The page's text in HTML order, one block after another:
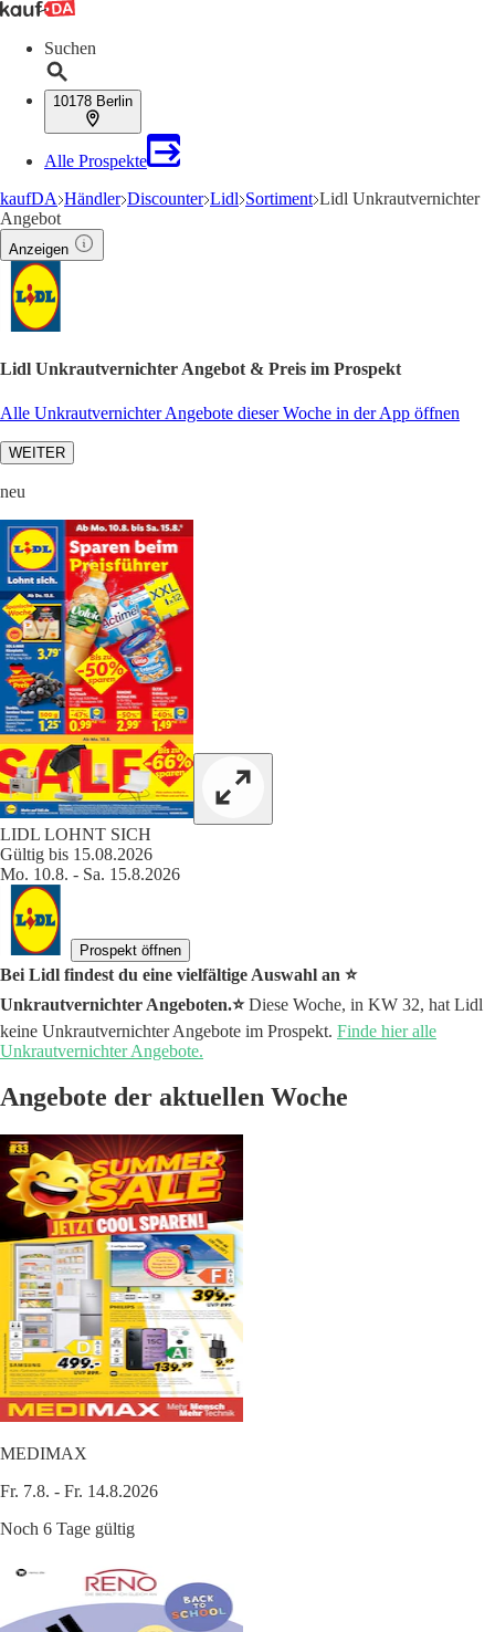
Suchen
10178 Berlin
Alle Prospekte
kaufDA Händler Discounter Lidl Sortiment Lidl Unkrautvernichter
Angebot
Anzeigen
Lidl Unkrautvernichter Angebot & Preis im Prospekt
Alle Unkrautvernichter Angebote dieser Woche in der App öffnen
WEITER
neu
LIDL LOHNT SICH
Gültig bis 15.08.2026
Mo. 10.8. - Sa. 15.8.2026
Prospekt öffnen
Bei Lidl findest du eine vielfältige Auswahl an ⭐️
Unkrautvernichter Angeboten.⭐️Diese Woche, in KW 32, hat Lidl
keine Unkrautvernichter Angebote im Prospekt. Finde hier alle
Unkrautvernichter Angebote.
Angebote der aktuellen Woche
MEDIMAX
Fr. 7.8. - Fr. 14.8.2026
Noch 6 Tage gültig